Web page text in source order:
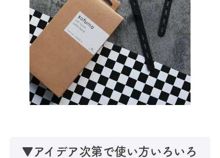
▼アイデア次第で使い方いろいろ